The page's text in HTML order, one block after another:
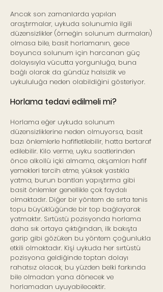
Ancak son zamanlarda yapılan
araştırmalar, uykuda solunumla ilgili
düzensizlikler (örneğin solunum durmaları)
olmasa bile, basit horlamanın, gece
boyunca solunum için harcanan güç
dolayısıyla vücutta yorgunluğa, buna
bağlı olarak da gündüz halsizlik ve
uykululuğa neden olabildiğini gösteriyor.
Horlama tedavi edilmeli mi?
Horlama eğer uykuda solunum
düzensizliklerine neden olmuyorsa, basit
bazı önlemlerle hafifletilebilir, hatta bertaraf
edilebilir. Kilo verme, uyku saatlerinden
önce alkollü içki almama, akşamları hafif
yemekleri tercih etme, yüksek yastıkla
yatma, burun bantları yapıştırma gibi
basit önlemler genellikle çok faydalı
olmaktadır. Diğer bir yöntem de sırta tenis
topu büyüklüğünde bir top bağlayarak
yatmaktır. Sırtüstü pozisyonda horlama
daha sık ortaya çıktığından, ilk bakışta
garip gibi gözüken bu yöntem çoğunlukla
etkili olmaktadır. Kişi uykuda her sırtüstü
pozisyona geldiğinde toptan dolayı
rahatsız olacak, bu yüzden belki farkında
bile olmadan yana dönecek ve
horlamadan uyuyabilecektir.